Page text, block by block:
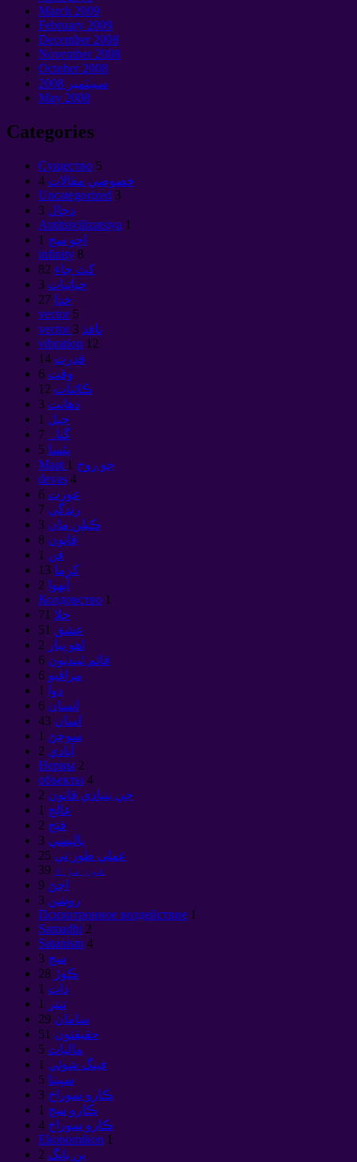
March 2009
February 2009
December2008
November2008
October2008
سيپٽمبر 2008
May 2008
Categories
Cущество 5
خصوصي مقالات 4
Uncategorized 3
دجال 3
Antitsivilizatsiya 1
اڇو سج 1
infinity 8
کٽ جاء 82
حياتيات 3
خدا 27
vector 5
vector نافذ 3
vibration 12
قدرت 14
وقت 6
ڪائنات 12
ذهانت 3
جبل 1
گناہ
7
پئسا 5
Maat جو روح 1
devas 4
عورت 6
زندگي 7
ڪيلن مان 3
قانون 8
فن 1
كرما 13
آبهوا 2
Колдовство 1
خلا 71
عشق 51
اهو پيار 2
قائم ٿينديون 6
مراقبو 6
دوا
1
انسان 6
اسان 43
سوچڻ 1
آبادي 2
Нервы 2
объекты 4
جي بنيادي قانون 2
عالج 1
فتح 2
پاليسي 3
عملي طور تي 25
فورمز ۾ 39
اچڻ 9
روشن 3
Психотронное воздействие 1
Samadhi 2
Satanism 4
سج 3
ڪوڙ 28
ذات 1
تنتر
1
سامان 29
حقيقتون 51
ماليات 5
فينگ شوئي 1
سڀيتا 5
ڪارو سوراخ 3
ڪارو سج 1
ڪارو سوراخ 4
Ekonomikon 1
ين يانگ 2